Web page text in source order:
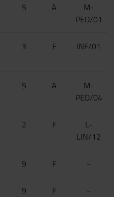
5 A
M-
PED/01
3 F INF/01
5 A
M-
PED/04
2 F
L-
LIN/12
9 F -
9 F -